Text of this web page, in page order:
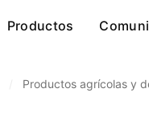
Productos
Productos agrícolas y